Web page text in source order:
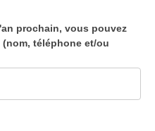
prochain, vous pouvez
téléphone et/ou